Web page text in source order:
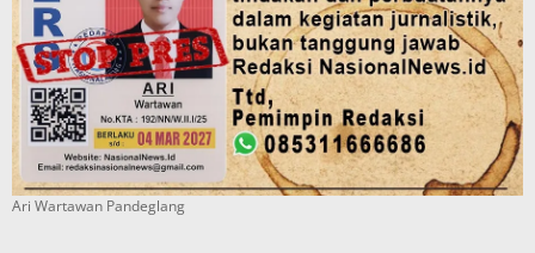
Ari Wartawan Pandeglang